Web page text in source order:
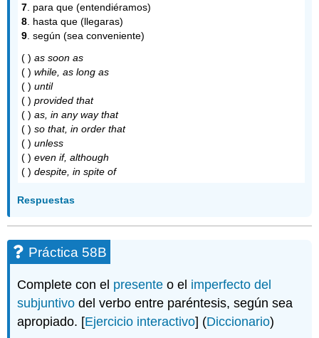
7 . para que (entendiéramos)
8 . hasta que (llegaras)
9 . según (sea conveniente)
( )as soon as
( )while, as long as
( )until
( )provided that
( )as, in any way that
( )so that, in order that
( )unless
( )even if, although
( )despite, in spite of
Respuestas
Práctica 58B
Complete con el presente o el imperfecto del
subjuntivo del verbo entre paréntesis, según sea
apropiado. [Ejercicio interactivo] (Diccionario)